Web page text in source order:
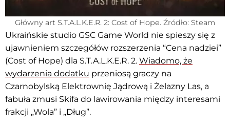
Główny art S.T.A.L.K.E.R. 2: Cost of Hope. Źródło: Steam
Ukraińskie studio GSC Game World nie spieszy się z
ujawnieniem szczegółów rozszerzenia “Cena nadziei”
(Cost of Hope) dla S.T.A.L.K.E.R. 2. Wiadomo, że
wydarzenia dodatku przeniosą graczy na
Czarnobylską Elektrownię Jądrową i Żelazny Las, a
fabuła zmusi Skifa do lawirowania między interesami
frakcji „Wola” i „Dług”.